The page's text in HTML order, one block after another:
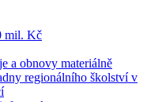
mil. Kč
a obnovy materiálně
regionálního školství v